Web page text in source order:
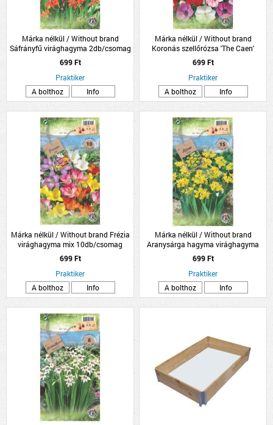
Márka nélkül / Without brand
Sáfrányfű virághagyma 2db/csomag
699 Ft
Praktiker
A bolthoz
Info
Márka nélkül / Without brand
Koronás szellőrózsa 'The Caen'
virághagyma színkeverék
8db/csomag
699 Ft
Praktiker
A bolthoz
Info
Márka nélkül / Without brand Frézia
virághagyma mix 10db/csomag
699 Ft
Praktiker
A bolthoz
Info
Márka nélkül / Without brand
Aranysárga hagyma virághagyma
'Molly' 15db/csomag
699 Ft
Praktiker
A bolthoz
Info